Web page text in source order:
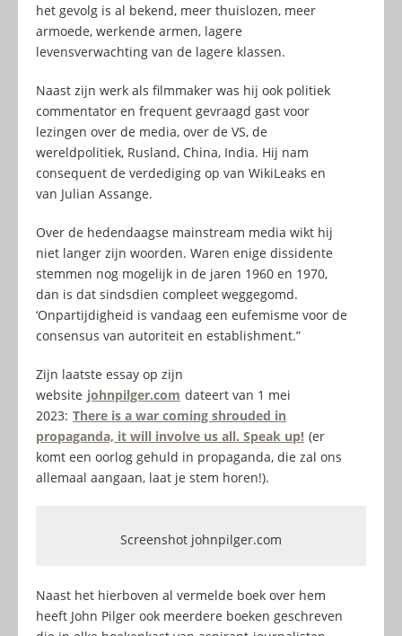
het gevolg is al bekend, meer thuislozen, meer
armoede, werkende armen, lagere
levensverwachting van de lagere klassen.
Naast zijn werk als filmmaker was hij ook politiek
commentator en frequent gevraagd gast voor
lezingen over de media, over de VS, de
wereldpolitiek, Rusland, China, India. Hij nam
consequent de verdediging op van WikiLeaks en
van Julian Assange.
Over de hedendaagse mainstream media wikt hij
niet langer zijn woorden. Waren enige dissidente
stemmen nog mogelijk in de jaren 1960 en 1970,
dan is dat sindsdien compleet weggegomd.
‘Onpartijdigheid is vandaag een eufemisme voor de
consensus van autoriteit en establishment.”
Zijn laatste essay op zijn
website johnpilger.com dateert van 1 mei
2023: There is a war coming shrouded in
propaganda, it will involve us all. Speak up! (er
komt een oorlog gehuld in propaganda, die zal ons
allemaal aangaan, laat je stem horen!).
Screenshot johnpilger.com
Naast het hierboven al vermelde boek over hem
heeft John Pilger ook meerdere boeken geschreven